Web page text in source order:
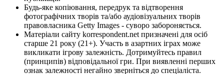
Будь-яке копіювання, передрук та відтворення
фотографічних творів та/або аудіовізуальних творів
правовласника Getty Images - суворо забороняється.
Матеріали сайту korrespondent.net призначені для осіб
старше 21 року (21+). Участь в азартних іграх може
викликати ігрову залежність. Дотримуйтесь правил
(принципів) відповідальної гри. При виявленні перших
ознак залежності негайно зверніться до спеціаліста.